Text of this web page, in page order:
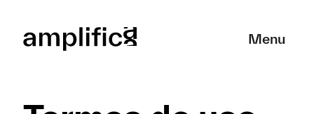
Menu